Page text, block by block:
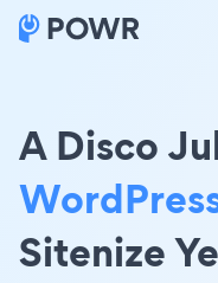
A Disco
Sitenize